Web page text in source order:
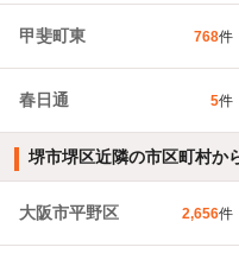
甲斐町東 768件
春日通 5件
堺市堺区近隣の市区町村か
大阪市平野区 2,656件